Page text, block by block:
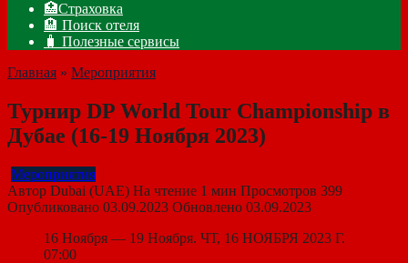
🏥Страховка
🏨 Поиск отеля
🧳 Полезные сервисы
Главная » Мероприятия
Турнир DP World Tour Championship в
Дубае (16-19 Ноября 2023)
Мероприятия
Автор Dubai (UAE) На чтение 1 мин Просмотров 399
Опубликовано 03.09.2023 Обновлено 03.09.2023
16 Ноября — 19 Ноября. ЧТ, 16 НОЯБРЯ 2023 Г.
07:00